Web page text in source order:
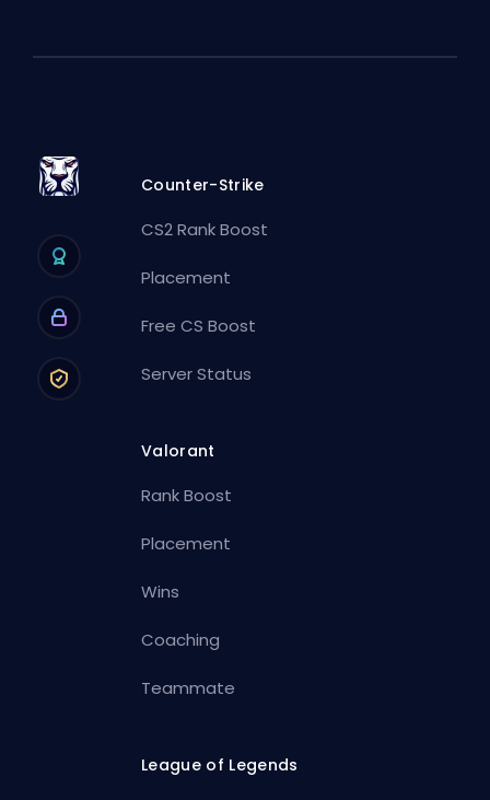
Counter-Strike
CS2 Rank Boost
Placement
Free CS Boost
Server Status
Valorant
Rank Boost
Placement
Wins
Coaching
Teammate
League of Legends